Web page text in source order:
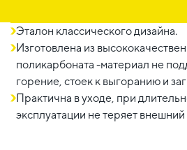
Эталон классического дизайна.
Изготовлена из
поликарбоната -материал не
горение, стоек к выгоранию и
Практична в уходе, при
эксплуатации не теряет внешний